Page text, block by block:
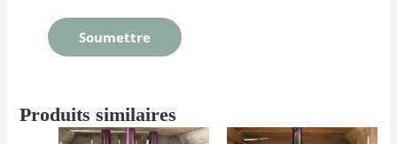
Produits similaires